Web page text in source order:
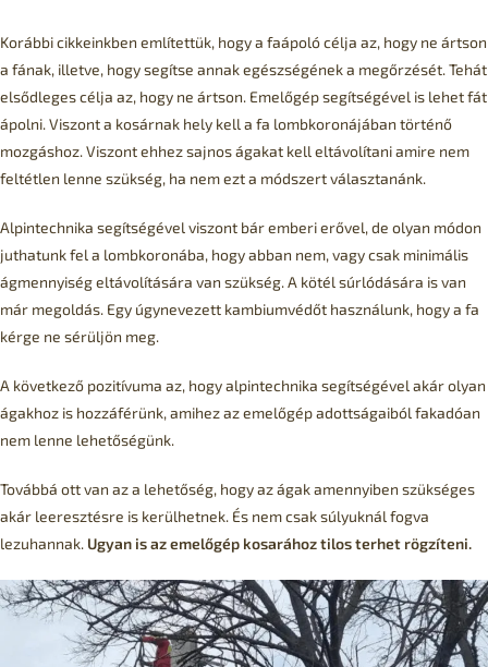
Korábbi cikkeinkben említettük, hogy a faápoló célja az, hogy ne ártson
a fának, illetve, hogy segítse annak egészségének a megőrzését. Tehát
elsődleges célja az, hogy ne ártson. Emelőgép segítségével is lehet fát
ápolni. Viszont a kosárnak hely kell a fa lombkoronájában történő
mozgáshoz. Viszont ehhez sajnos ágakat kell eltávolítani amire nem
feltétlen lenne szükség, ha nem ezt a módszert választanánk.
Alpintechnika segítségével viszont bár emberi erővel, de olyan módon
juthatunk fel a lombkoronába, hogy abban nem, vagy csak minimális
ágmennyiség eltávolítására van szükség. A kötél súrlódására is van
már megoldás. Egy úgynevezett kambiumvédőt használunk, hogy a fa
kérge ne sérüljön meg.
A következő pozitívuma az, hogy alpintechnika segítségével akár olyan
ágakhoz is hozzáférünk, amihez az emelőgép adottságaiból fakadóan
nem lenne lehetőségünk.
Továbbá ott van az a lehetőség, hogy az ágak amennyiben szükséges
akár leeresztésre is kerülhetnek. És nem csak súlyuknál fogva
lezuhannak. Ugyan is az emelőgép kosarához tilos terhet rögzíteni.